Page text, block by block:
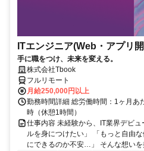
ITエンジニア(Web・アプリ
手に職をつけ、未来を変える。
株式会社Tbook
フルリモート
月給250,000円以上
勤務時間詳細 総労働時間：1ヶ月あ
時（休憩1時間）
仕事内容 未経験から、IT業界デビ
ルを身につけたい」 「もっと自由
にできるのか不安…」 そんな想い